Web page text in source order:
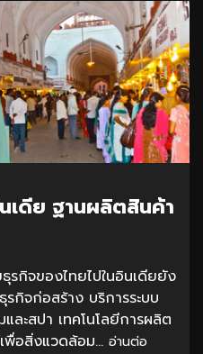
เดีย ฐานผลิตสินค้า
รกิจของไทยไปในอินเดียยัง
รกิจก่อสร้าง บริการระบบ
ละสปา เทคโนโลยีการผลิต
พื่อสิ่งแวดล้อม... อ่านต่อ